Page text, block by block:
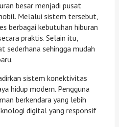
besar menjadi pusat
Melalui sistem tersebut,
berbagai kebutuhan hiburan
praktis. Selain itu,
sederhana sehingga mudah
sistem konektivitas
hidup modern. Pengguna
berkendara yang lebih
digital yang responsif